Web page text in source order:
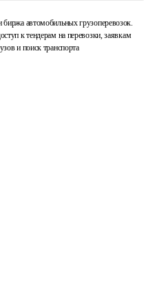
автомобильных грузоперевозок.
к тендерам на перевозки, заявкам
и поиск транспорта